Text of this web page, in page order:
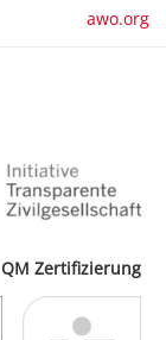
awo.org
QM Zertifizierung